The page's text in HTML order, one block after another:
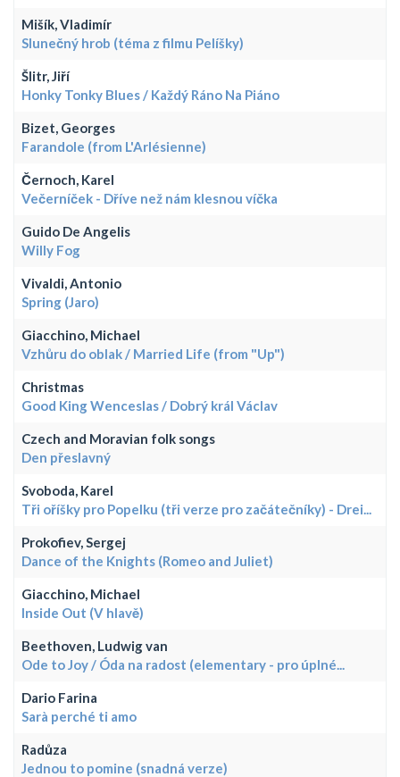
Mišík, Vladimír
Slunečný hrob (téma z filmu Pelíšky)
Šlitr, Jiří
Honky Tonky Blues / Každý Ráno Na Piáno
Bizet, Georges
Farandole (from L'Arlésienne)
Černoch, Karel
Večerníček - Dříve než nám klesnou víčka
Guido De Angelis
Willy Fog
Vivaldi, Antonio
Spring (Jaro)
Giacchino, Michael
Vzhůru do oblak / Married Life (from "Up")
Christmas
Good King Wenceslas / Dobrý král Václav
Czech and Moravian folk songs
Den přeslavný
Svoboda, Karel
Tři oříšky pro Popelku (tři verze pro začátečníky) - Drei...
Prokofiev, Sergej
Dance of the Knights (Romeo and Juliet)
Giacchino, Michael
Inside Out (V hlavě)
Beethoven, Ludwig van
Ode to Joy / Óda na radost (elementary - pro úplné...
Dario Farina
Sarà perché ti amo
Radůza
Jednou to pomine (snadná verze)